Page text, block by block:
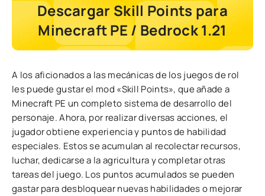
Descargar Skill Points para
Minecraft PE / Bedrock 1.21
A los aficionados a las mecánicas de los juegos de rol
les puede gustar el mod «Skill Points», que añade a
Minecraft PE un completo sistema de desarrollo del
personaje. Ahora, por realizar diversas acciones, el
jugador obtiene experiencia y puntos de habilidad
especiales. Estos se acumulan al recolectar recursos,
luchar, dedicarse a la agricultura y completar otras
tareas del juego. Los puntos acumulados se pueden
gastar para desbloquear nuevas habilidades o mejorar